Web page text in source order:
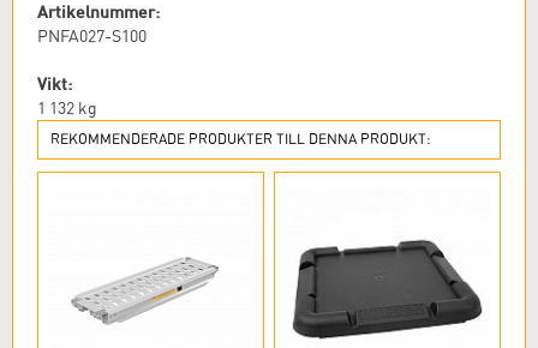
Artikelnummer:
PNFA027-S100
Vikt:
1 132 kg
REKOMMENDERADE PRODUKTER TILL DENNA PRODUKT: